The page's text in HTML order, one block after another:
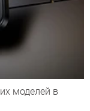
моделей в